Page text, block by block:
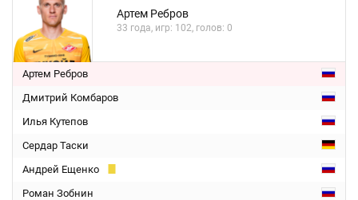
Артем Ребров
33 года, игр: 102, голов: 0
Артем Ребров
Дмитрий Комбаров
Илья Кутепов
Сердар Таски
Андрей Ещенко
Роман Зобнин